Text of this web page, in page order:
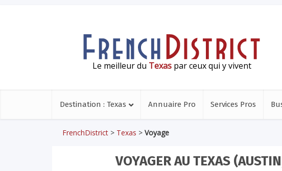
Le meilleur du Texaspar ceux qui y vivent
Destination : Texas Annuaire Pro Services Pros
FrenchDistrict > Texas > Voyage
VOYAGER AU TEXAS